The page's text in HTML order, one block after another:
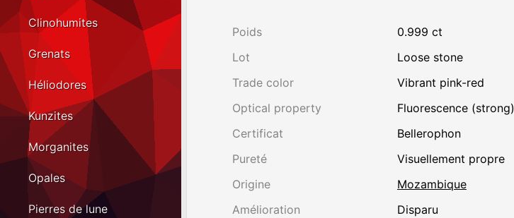
Poids
0.999 ct
Lot
Loose stone
Trade color
Vibrant pink-red
Optical property
Fluorescence (strong)
Certificat
Bellerophon
Pureté
visuellement propre
Origine
Mozambique
Amélioration
disparu
Clinohumites
Grenats
Héliodores
Kunzites
Morganites
Opales
Pierres de lune